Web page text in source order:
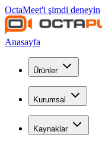
OctaMeet'i şimdi deneyin
Anasayfa
Ürünler
Kurumsal
Kaynaklar